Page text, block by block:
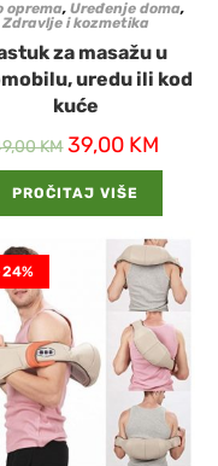
oprema, Uređenje doma,
Zdravlje i kozmetika
za masažu u
uredu ili kod
kuće
KM 39,00 KM
PROČITAJ VIŠE